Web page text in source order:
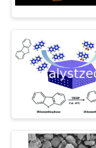
โรงงาน
ควบคุม
คุณภาพ
ติดต่อ
เบต้